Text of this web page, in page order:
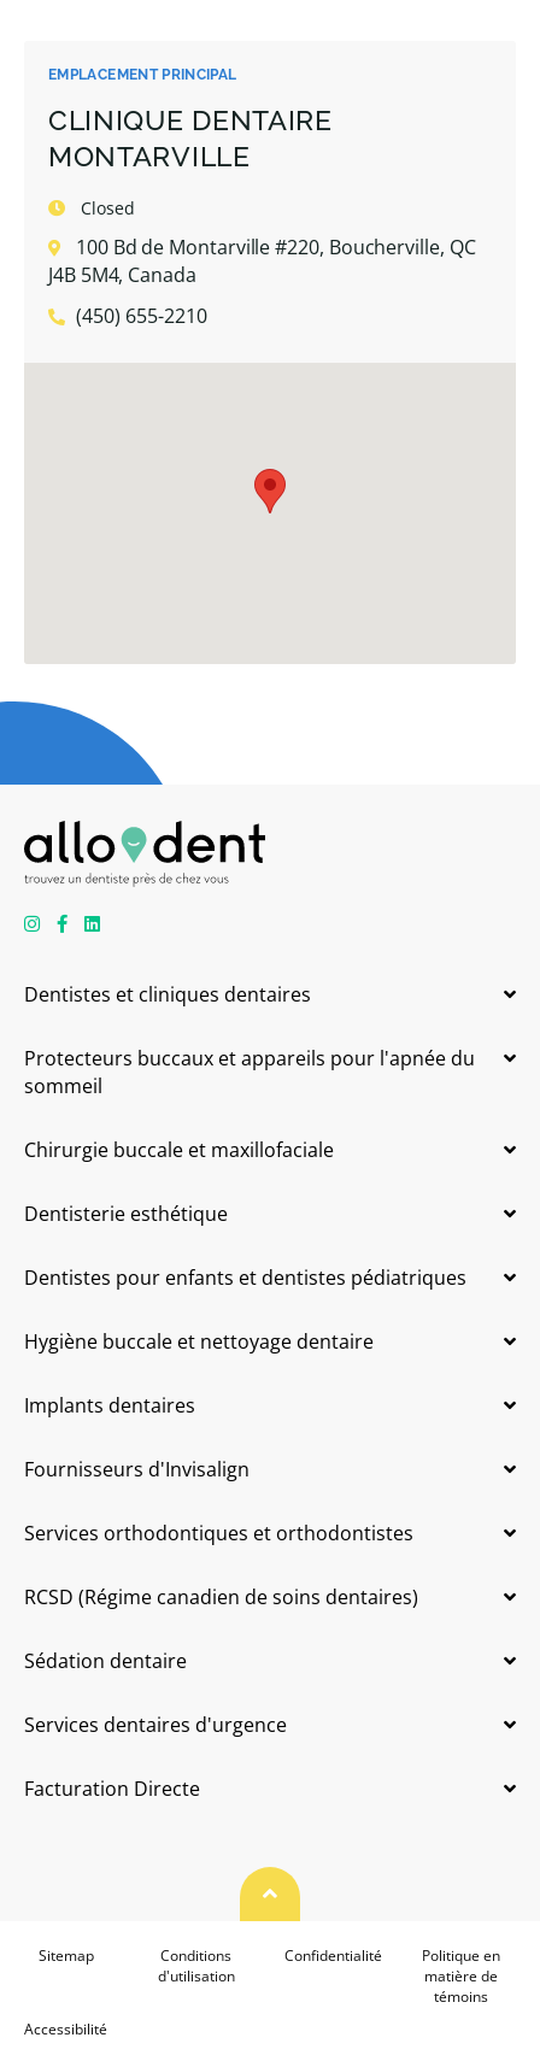
EMPLACEMENT PRINCIPAL
CLINIQUE DENTAIRE
MONTARVILLE
Closed
100 Bd de Montarville #220, Boucherville, QC
J4B 5M4, Canada
(450) 655-2210
Dentistes et cliniques dentaires
Protecteurs buccaux et appareils pour l'apnée du
sommeil
Chirurgie buccale et maxillofaciale
Dentisterie esthétique
Dentistes pour enfants et dentistes pédiatriques
Hygiène buccale et nettoyage dentaire
Implants dentaires
Fournisseurs d'Invisalign
Services orthodontiques et orthodontistes
RCSD (Régime canadien de soins dentaires)
Sédation dentaire
Services dentaires d'urgence
Facturation Directe
Haut de page
Sitemap
Conditions
d'utilisation
Confidentialité
Politique en
matière de
témoins
Accessibilité